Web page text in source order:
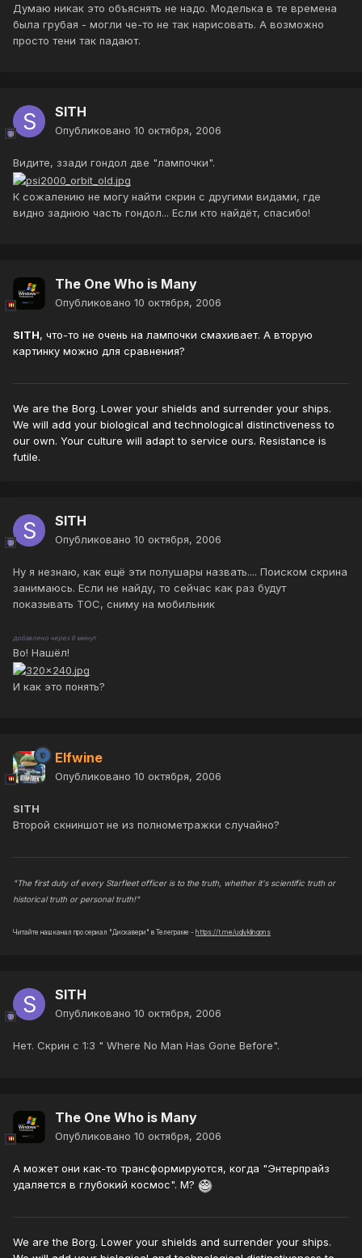
Думаю никак это объяснять не надо. Моделька в те времена
была грубая - могли че-то не так нарисовать. А возможно
просто тени так падают.
SITH
Опубликовано 10 октября, 2006
Видите, ззади гондол две "лампочки".
К сожалению не могу найти скрин с другими видами, где
видно заднюю часть гондол... Если кто найдёт, спасибо!
The One Who is Many
Опубликовано 10 октября, 2006
SITH, что-то не очень на лампочки смахивает. А вторую
картинку можно для сравнения?
We are the Borg. Lower your shields and surrender your ships.
We will add your biological and technological distinctiveness to
our own. Your culture will adapt to service ours. Resistance is
futile.
SITH
Опубликовано 10 октября, 2006
Ну я незнаю, как ещё эти полушары назвать.... Поиском скрина
занимаюсь. Если не найду, то сейчас как раз будут
показывать ТОС, сниму на мобильник
добавлено через 6 минут
Во! Нашёл!
И как это понять?
Elfwine
Опубликовано 10 октября, 2006
SITH
Второй скниншот не из полнометражки случайно?
"The first duty of every Starfleet officer is to the truth, whether it's scientific truth or
historical truth or personal truth!"
Читайте наш канал про сериал "Дискавери" в Телеграме - https://t.me/uglyklingons
SITH
Опубликовано 10 октября, 2006
Нет. Скрин с 1:3 " Where No Man Has Gone Before".
The One Who is Many
Опубликовано 10 октября, 2006
А может они как-то трансформируются, когда "Энтерпрайз
удаляется в глубокий космос". М?
We are the Borg. Lower your shields and surrender your ships.